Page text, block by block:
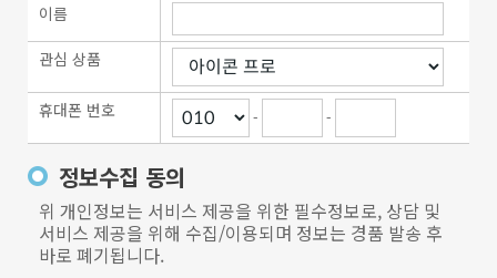
이름
관심 상품
휴대폰 번호 - -
정보수집 동의
위 개인정보는 서비스 제공을 위한 필수정보로, 상담 및
서비스 제공을 위해 수집/이용되며 정보는 경품 발송 후
바로 폐기됩니다.